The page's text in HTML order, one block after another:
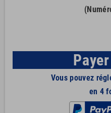
Vous pouvez
en 4